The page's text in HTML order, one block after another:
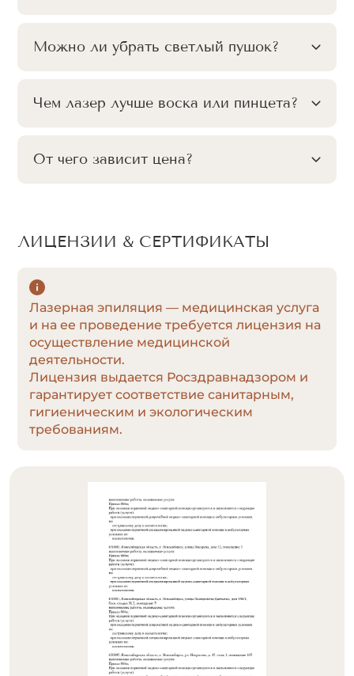
Можно ли убрать светлый пушок?
Чем лазер лучше воска или пинцета?
От чего зависит цена?
ЛИЦЕНЗИИ & СЕРТИФИКАТЫ
Лазерная эпиляция — медицинская услуга
и на ее проведение требуется лицензия на
осуществление медицинской
деятельности.
Лицензия выдается Росздравнадзором и
гарантирует соответствие санитарным,
гигиеническим и экологическим
требованиям.